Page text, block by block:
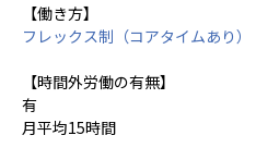
【働き方】
フレックス制（コアタイムあり）
【時間外労働の有無】
有
月平均15時間